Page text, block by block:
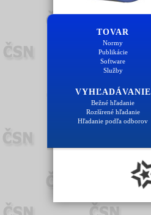
TOVAR
Normy
Publikácie
Software
Služby
VYHĽADÁVANIE
Bežné hľadanie
Rozšírené hľadanie
Hľadanie podľa odborov